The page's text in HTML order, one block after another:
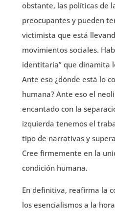
obstante, las políticas de
preocupantes y pueden
victimista que está
movimientos sociales.
identitaria” que dinamita
Ante eso ¿dónde está lo
humana? Ante eso el
encantado con la
izquierda tenemos el
tipo de narrativas y
Cree firmemente en la
condición humana.
En definitiva, reafirma la
los esencialismos a la